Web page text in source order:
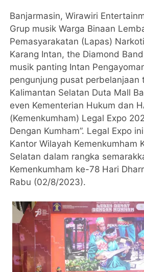
Banjarmasin, Wirawiri
Grup musik Warga Binaan
Pemasyarakatan (Lapas)
Karang Intan, the Diamond
musik panting Intan
pengunjung pusat perbelanjaan
Kalimantan Selatan Duta Mall
even Kementerian Hukum dan
(Kemenkumham) Legal Expo
Dengan Kumham”. Legal Expo
Kantor Wilayah Kemenkumham
Selatan dalam rangka
Kemenkumham ke-78 Hari
Rabu (02/8/2023).